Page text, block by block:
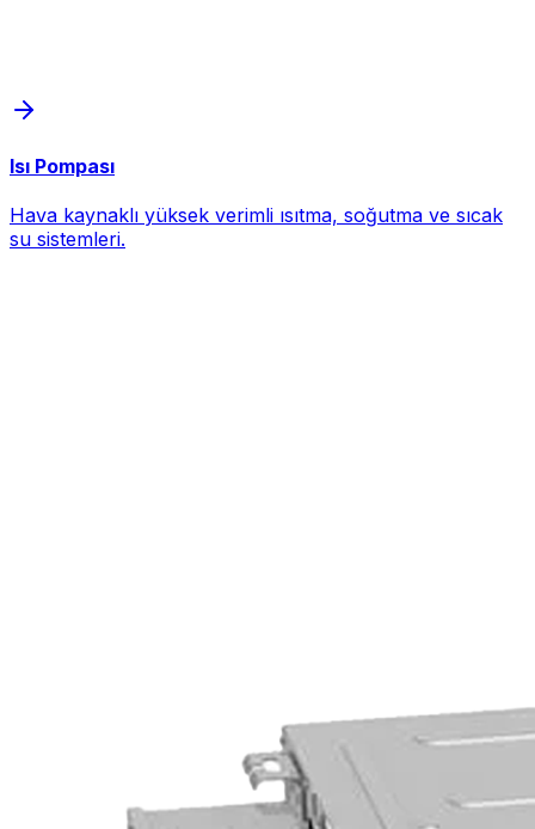
Isı Pompası
Hava kaynaklı yüksek verimli ısıtma, soğutma ve sıcak
su sistemleri.